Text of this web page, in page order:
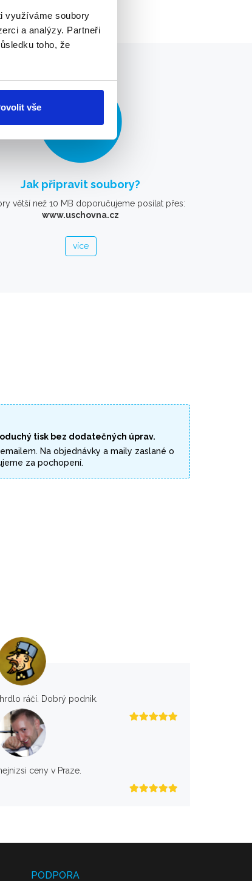
využíváme soubory
a analýzy. Partneři
toho, že
vše
Jak připravit soubory?
větší než 10 MB doporučujeme posílat přes:
www.uschovna.cz
více
tisk bez dodatečných úprav.
Na objednávky a maily zaslané o
za pochopení.
ráčí. Dobrý podnik.
ceny v Praze.
PODPORA